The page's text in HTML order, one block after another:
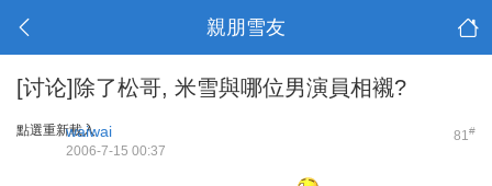
親朋雪友
[讨论]除了松哥, 米雪與哪位男演員相襯?
點選重新載入 81#
waiwai
2006-7-15 00:37